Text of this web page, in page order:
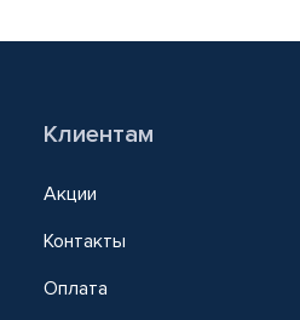
Клиентам
Акции
Контакты
Оплата